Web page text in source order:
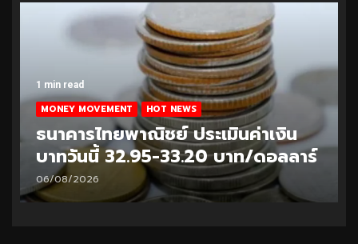
1 min read
MONEY MOVEMENT HOT NEWS
ธนาคารไทยพาณิชย์ ประเมินค่าเงิน
บาทวันนี้ 32.95-33.20 บาท/ดอลลาร์
06/08/2026